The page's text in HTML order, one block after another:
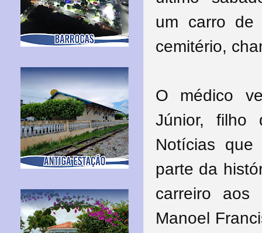
um carro
cemitério,
O médico
Júnior, filho
Notícias
parte da
carreiro
Manoel